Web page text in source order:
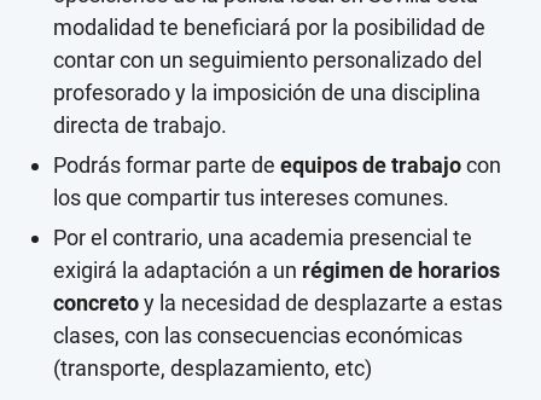
modalidad te beneficiará por la posibilidad de
contar con un seguimiento personalizado del
profesorado y la imposición de una disciplina
directa de trabajo.
Podrás formar parte de equipos de trabajocon
los que compartir tus intereses comunes.
Por el contrario, una academia presencial te
exigirá la adaptación a un régimen de horarios
concretoy la necesidad de desplazarte a estas
clases, con las consecuencias económicas
(transporte, desplazamiento, etc)